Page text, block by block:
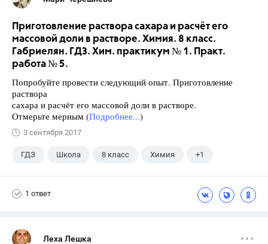
Приготовление раствора сахара и расчёт его
массовой доли в растворе. Химия. 8 класс.
Габриелян. ГДЗ. Хим. практикум № 1. Практ.
работа № 5.
Попробуйте провести следующий опыт. Приготовление
раствора
сахара и расчёт его массовой доли в растворе.
Отмерьте мерным (Подробнее...)
3 сентября 2017
ГДЗ Школа 8 класс Химия +1
1 ответ
Леха Лешка